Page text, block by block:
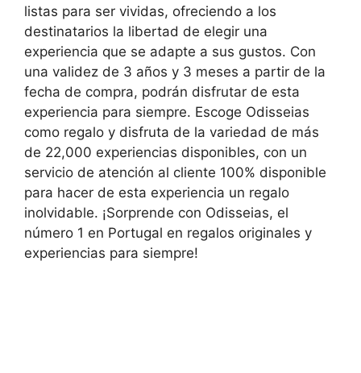
listas para ser vividas, ofreciendo a los
destinatarios la libertad de elegir una
experiencia que se adapte a sus gustos. Con
una validez de 3 años y 3 meses a partir de la
fecha de compra, podrán disfrutar de esta
experiencia para siempre. Escoge Odisseias
como regalo y disfruta de la variedad de más
de 22,000 experiencias disponibles, con un
servicio de atención al cliente 100% disponible
para hacer de esta experiencia un regalo
inolvidable. ¡Sorprende con Odisseias, el
número 1 en Portugal en regalos originales y
experiencias para siempre!